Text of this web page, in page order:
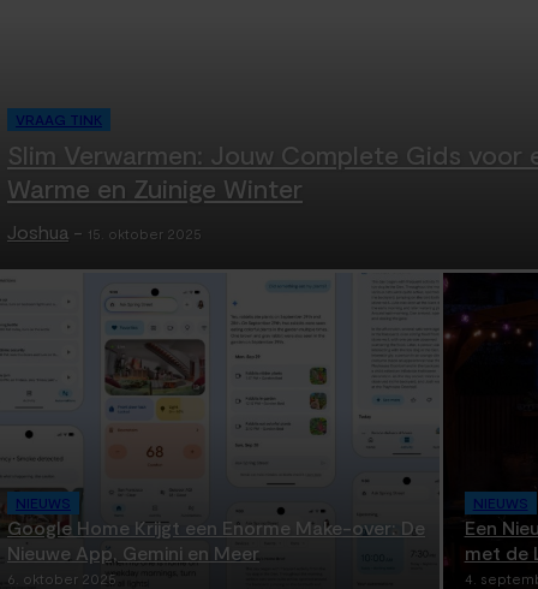
VRAAG TINK
Slim Verwarmen: Jouw Complete Gids voor
Warme en Zuinige Winter
Joshua - 15. oktober 2025
NIEUWS
Google Home Krijgt een Enorme Make-over: De
Nieuwe App, Gemini en Meer
6. oktober 2025
NIEUWS
Een
met de
4.